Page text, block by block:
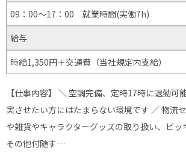
09：00～17：00 就業時間(実働7h)
給与
時給1,350円＋交通費（当社規定内支給）
【仕事内容】 ＼ 空調完備、定時17時に退勤可
実させたい方にはたまらない環境です ／ 物流
や雑貨やキャラクターグッズの取り扱い、ピッ
その他付随す…